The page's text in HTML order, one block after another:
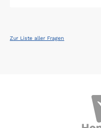
Zur Liste aller Fragen